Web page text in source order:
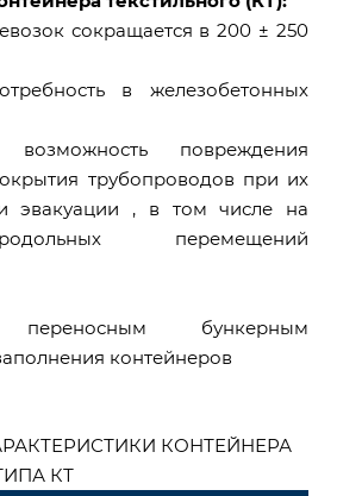
сокращается в 200 ± 250
в железобетонных
повреждения
трубопроводов при их
и эвакуации , в том числе на
перемещений
переносным бункерным
контейнеров
КОНТЕЙНЕРА
КТ